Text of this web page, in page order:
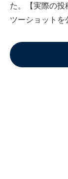
た。【実際の投
ツーショットを